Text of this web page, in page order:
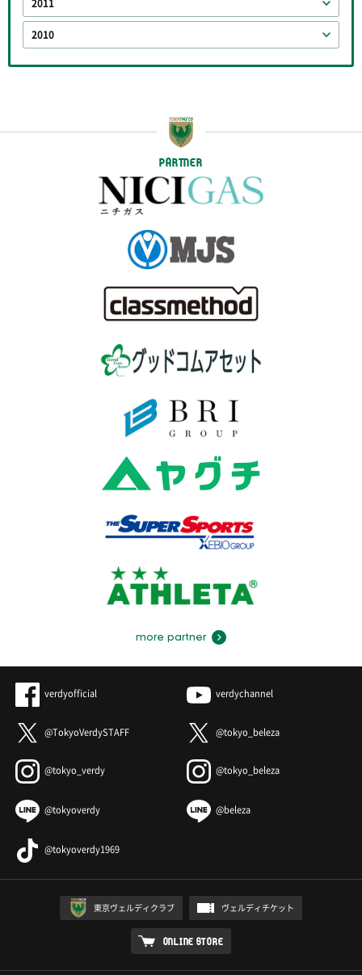
2011
2010
PARTNER
more partner
verdyofficial verdychannel
@TokyoVerdySTAFF @tokyo_beleza
@tokyo_verdy @tokyo_beleza
@tokyoverdy @beleza
@tokyoverdy1969
東京ヴェルディクラブ ヴェルディチケット
ONLINE STORE